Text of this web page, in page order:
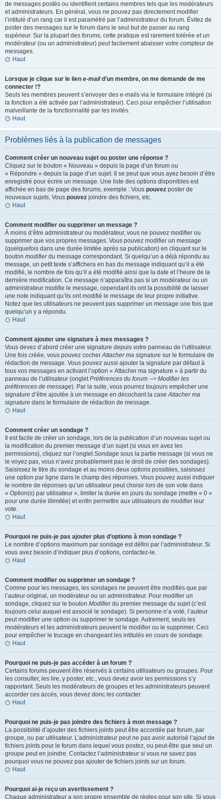
de messages postés ou identifient certains membres tels que les modérateurs
et administrateurs. En général, vous ne pouvez pas directement modifier
l’intitulé d’un rang car il est paramétré par l’administrateur du forum. Évitez de
poster des messages sur le forum dans le seul but de passer au rang
supérieur. Sur la plupart des forums, cette pratique est rarement tolérée et un
modérateur (ou un administrateur) peut facilement abaisser votre compteur de
messages.
Haut
Lorsque je clique sur le lien e-maild’un membre, on me demande de me
connecter !?
Seuls les membres peuvent s’envoyer des e-mails via le formulaire intégré (si
la fonction a été activée par l’administrateur). Ceci pour empêcher l’utilisation
malveillante de la fonctionnalité par les invités.
Haut
Problèmes liés à la publication de messages
Comment créer un nouveau sujet ou poster une réponse ?
Cliquez sur le bouton « Nouveau » depuis la page d’un forum ou
« Répondre » depuis la page d’un sujet. Il se peut que vous ayez besoin d’être
enregistré pour écrire un message. Une liste des options disponibles est
affichée en bas de page des forums, exemple : Vous pouvez poster de
nouveaux sujets, Vous pouvez joindre des fichiers, etc.
Haut
Comment modifier ou supprimer un message ?
À moins d’être administrateur ou modérateur, vous ne pouvez modifier ou
supprimer que vos propres messages. Vous pouvez modifier un message
(quelquefois dans une durée limitée après sa publication) en cliquant sur le
bouton modifierdu message correspondant. Si quelqu’un a déjà répondu au
message, un petit texte s’affichera en bas du message indiquant qu’il a été
modifié, le nombre de fois qu’il a été modifié ainsi que la date et l’heure de la
dernière modification. Ce message n’apparaîtra pas si un modérateur ou un
administrateur modifie le message, cependant ils ont la possibilité de laisser
une note indiquant qu’ils ont modifié le message de leur propre initiative.
Notez que les utilisateurs ne peuvent pas supprimer un message une fois que
quelqu’un y a répondu.
Haut
Comment ajouter une signature à mes messages ?
Vous devez d’abord créer une signature depuis votre panneau de l’utilisateur.
Une fois créée, vous pouvez cocherAttacher ma signature sur le formulaire de
rédaction de message. Vous pouvez aussi ajouter la signature par défaut à
tous vos messages en activant l’option « Attacher ma signature » à partir du
panneau de l’utilisateur (ongletPréférences du forum --> Modifier les
préférences de message). Par la suite, vous pourrez toujours empêcher une
signature d’être ajoutée à un message en décochant la caseAttacher ma
signature dans le formulaire de rédaction de message.
Haut
Comment créer un sondage ?
Il est facile de créer un sondage, lors de la publication d’un nouveau sujet ou
la modification du premier message d’un sujet (si vous en avez les
permissions), cliquez sur l’ongletSondage sous la partie message (si vous ne
le voyez pas, vous n’avez probablement pas le droit de créer des sondages).
Saisissez le titre du sondage et au moins deux options possibles, saisissez
une option par ligne dans le champ des réponses. Vous pouvez aussi indiquer
le nombre de réponses qu’un utilisateur peut choisir lors de son vote dans
« Option(s) par utilisateur », limiter la durée en jours du sondage (mettre « 0 »
pour une durée illimitée) et enfin permettre aux utilisateurs de modifier leur
vote.
Haut
Pourquoi ne puis-je pas ajouter plus d’options à mon sondage ?
Le nombre d’options maximum par sondage est défini par l’administrateur. Si
vous avez besoin d’indiquer plus d’options, contactez-le.
Haut
Comment modifier ou supprimer un sondage ?
Comme pour les messages, les sondages ne peuvent être modifiés que par
l’auteur original, un modérateur ou un administrateur. Pour modifier un
sondage, cliquez sur le bouton Modifierdu premier message du sujet (c’est
toujours celui auquel est associé le sondage). Si personne n’a voté, l’auteur
peut modifier une option ou supprimer le sondage. Autrement, seuls les
modérateurs et les administrateurs peuvent le modifier ou le supprimer. Ceci
pour empêcher le trucage en changeant les intitulés en cours de sondage.
Haut
Pourquoi ne puis-je pas accéder à un forum ?
Certains forums peuvent être réservés à certains utilisateurs ou groupes. Pour
les consulter, les lire, y poster, etc., vous devez avoir les permissions s’y
rapportant. Seuls les modérateurs de groupes et les administrateurs peuvent
accorder ces accès, vous devez donc les contacter.
Haut
Pourquoi ne puis-je pas joindre des fichiers à mon message ?
La possibilité d’ajouter des fichiers joints peut être accordée par forum, par
groupe, ou par utilisateur. L’administrateur peut ne pas avoir autorisé l’ajout de
fichiers joints pour le forum dans lequel vous postez, ou peut-être que seul un
groupe peut en joindre. Contactez l’administrateur si vous ne savez pas
pourquoi vous ne pouvez pas ajouter de fichiers joints sur un forum.
Haut
Pourquoi ai-je reçu un avertissement ?
Chaque administrateur a son propre ensemble de règles pour son site. Si vous